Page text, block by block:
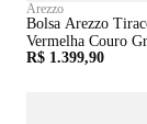
Arezzo
Bolsa Arezzo
Vermelha Couro
Corrente
R$ 1.399,90